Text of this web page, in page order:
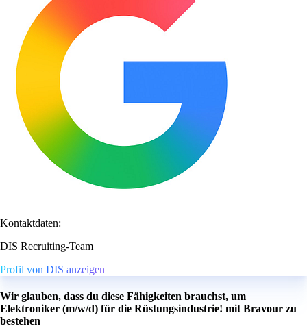
Kontaktdaten:
DIS Recruiting-Team
Profil von DIS anzeigen
Wir glauben, dass du diese Fähigkeiten brauchst, um
Elektroniker (m/w/d) für die Rüstungsindustrie! mit Bravour zu
bestehen